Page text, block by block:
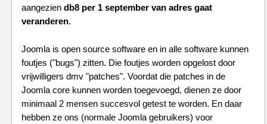
aangezien db8 per 1 september van adres gaat
veranderen.
Joomla is open source software en in alle software kunnen
foutjes ("bugs") zitten. Die foutjes worden opgelost door
vrijwilligers dmv "patches". Voordat die patches in de
Joomla core kunnen worden toegevoegd, dienen ze door
minimaal 2 mensen succesvol getest te worden. En daar
hebben ze ons (normale Joomla gebruikers) voor